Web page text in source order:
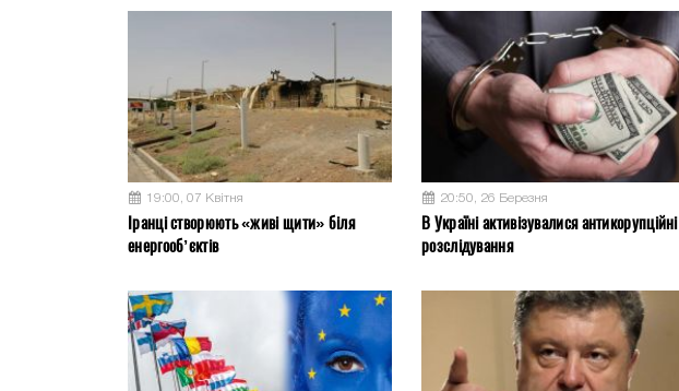
19:00, 07 Квітня
Іранці створюють «живі щити» біля
енергооб’єктів
20:50, 26 Березня
В Україні активізувалися антикорупційні
розслідування